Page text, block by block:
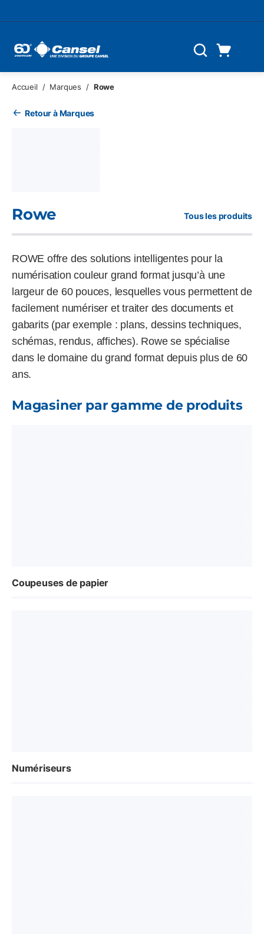
Recherche
Accueil / Marques / Rowe
Retour à Marques
Rowe Tous les produits
ROWE offre des solutions intelligentes pour la
numérisation couleur grand format jusqu’à une
largeur de 60 pouces, lesquelles vous permettent de
facilement numériser et traiter des documents et
gabarits (par exemple : plans, dessins techniques,
schémas, rendus, affiches). Rowe se spécialise
dans le domaine du grand format depuis plus de 60
ans.
Magasiner par gamme de produits
Coupeuses de papier
Numériseurs